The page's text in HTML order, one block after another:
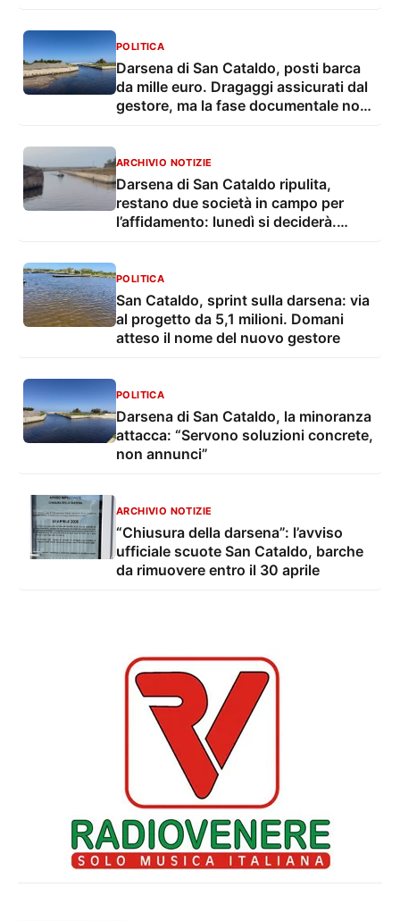
POLITICA
Darsena di San Cataldo, posti barca
da mille euro. Dragaggi assicurati dal
gestore, ma la fase documentale non
ARCHIVIO NOTIZIE
Darsena di San Cataldo ripulita,
restano due società in campo per
l’affidamento: lunedì si deciderà.
POLITICA
San Cataldo, sprint sulla darsena: via
al progetto da 5,1 milioni. Domani
atteso il nome del nuovo gestore
POLITICA
Darsena di San Cataldo, la minoranza
attacca: “Servono soluzioni concrete,
non annunci”
ARCHIVIO NOTIZIE
“Chiusura della darsena”: l’avviso
ufficiale scuote San Cataldo, barche
da rimuovere entro il 30 aprile